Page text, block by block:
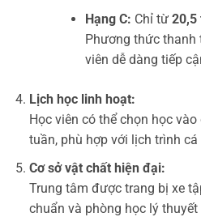
Hạng C: Chỉ từ 20,5
Phương thức thanh
viên dễ dàng tiếp
Lịch học linh hoạt:
Học viên có thể chọn học
tuần, phù hợp với lịch trình cá
Cơ sở vật chất hiện đại:
Trung tâm được trang bị xe
chuẩn và phòng học lý